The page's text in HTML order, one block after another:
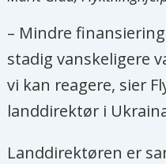
– Mindre
stadig vanskeligere
vi kan reagere, sier
landdirektør i
Landdirektøren er